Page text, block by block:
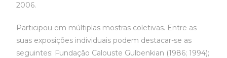
2006.
Participou em múltiplas mostras coletivas. Entre as
suas exposições individuais podem destacar-se as
seguintes: Fundação Calouste Gulbenkian (1986; 1994);